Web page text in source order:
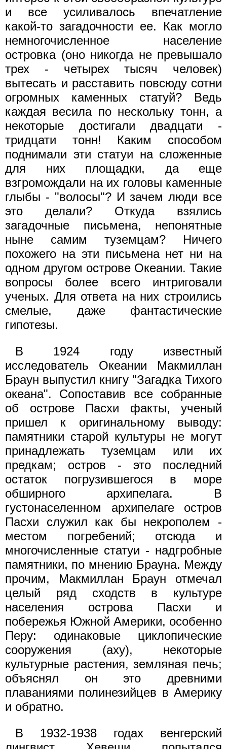
и все усиливалось впечатление
какой-то загадочности ее. Как могло
немногочисленное население
островка (оно никогда не превышало
трех - четырех тысяч человек)
вытесать и расставить повсюду сотни
огромных каменных статуй? Ведь
каждая весила по нескольку тонн, а
некоторые достигали двадцати -
тридцати тонн! Каким способом
поднимали эти статуи на сложенные
для них площадки, да еще
взгромождали на их головы каменные
глыбы - "волосы"? И зачем люди все
это делали? Откуда взялись
загадочные письмена, непонятные
ныне самим туземцам? Ничего
похожего на эти письмена нет ни на
одном другом острове Океании. Такие
вопросы более всего интриговали
ученых. Для ответа на них строились
смелые, даже фантастические
гипотезы.
В 1924 году известный
исследователь Океании Макмиллан
Браун выпустил книгу "Загадка Тихого
океана". Сопоставив все собранные
об острове Пасхи факты, ученый
пришел к оригинальному выводу:
памятники старой культуры не могут
принадлежать туземцам или их
предкам; остров - это последний
остаток погрузившегося в море
обширного архипелага. В
густонаселенном архипелаге остров
Пасхи служил как бы некрополем -
местом погребений; отсюда и
многочисленные статуи - надгробные
памятники, по мнению Брауна. Между
прочим, Макмиллан Браун отмечал
целый ряд сходств в культуре
населения острова Пасхи и
побережья Южной Америки, особенно
Перу: одинаковые циклопические
сооружения (аху), некоторые
культурные растения, земляная печь;
объяснял он это древними
плаваниями полинезийцев в Америку
и обратно.
В 1932-1938 годах венгерский